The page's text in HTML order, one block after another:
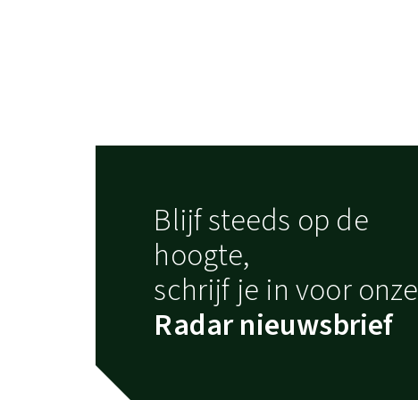
Blijf steeds op de
hoogte,
schrijf je in voor onze
Radar nieuwsbrief